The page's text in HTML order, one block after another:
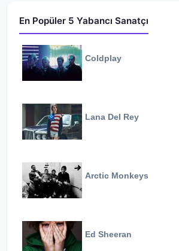
En Popüler 5 Yabancı Sanatçı
Coldplay
Lana Del Rey
Arctic Monkeys
Ed Sheeran